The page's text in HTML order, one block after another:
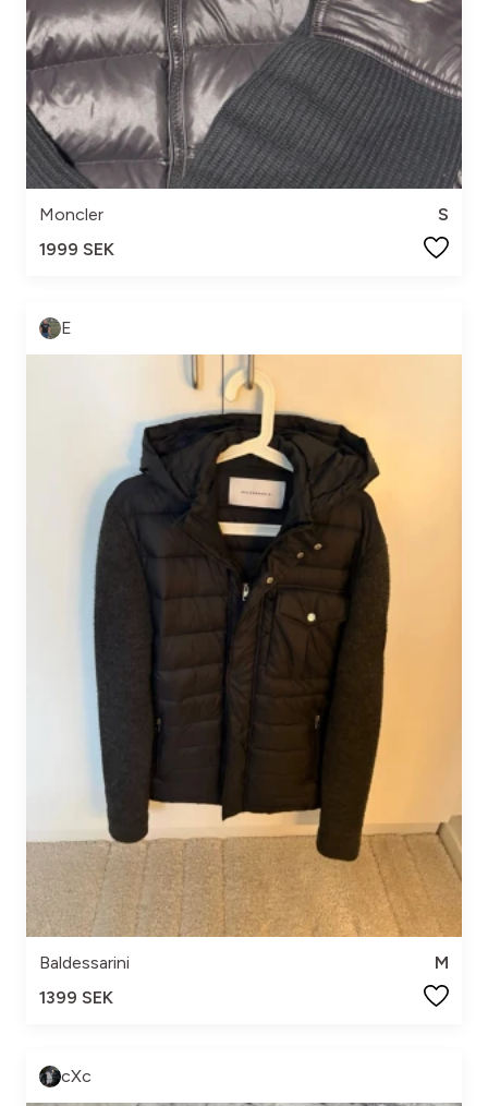
Moncler
S
1999 SEK
E
Baldessarini
M
1399 SEK
cXc